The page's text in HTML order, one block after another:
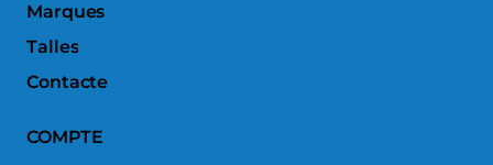
Marques
Talles
Contacte
COMPTE